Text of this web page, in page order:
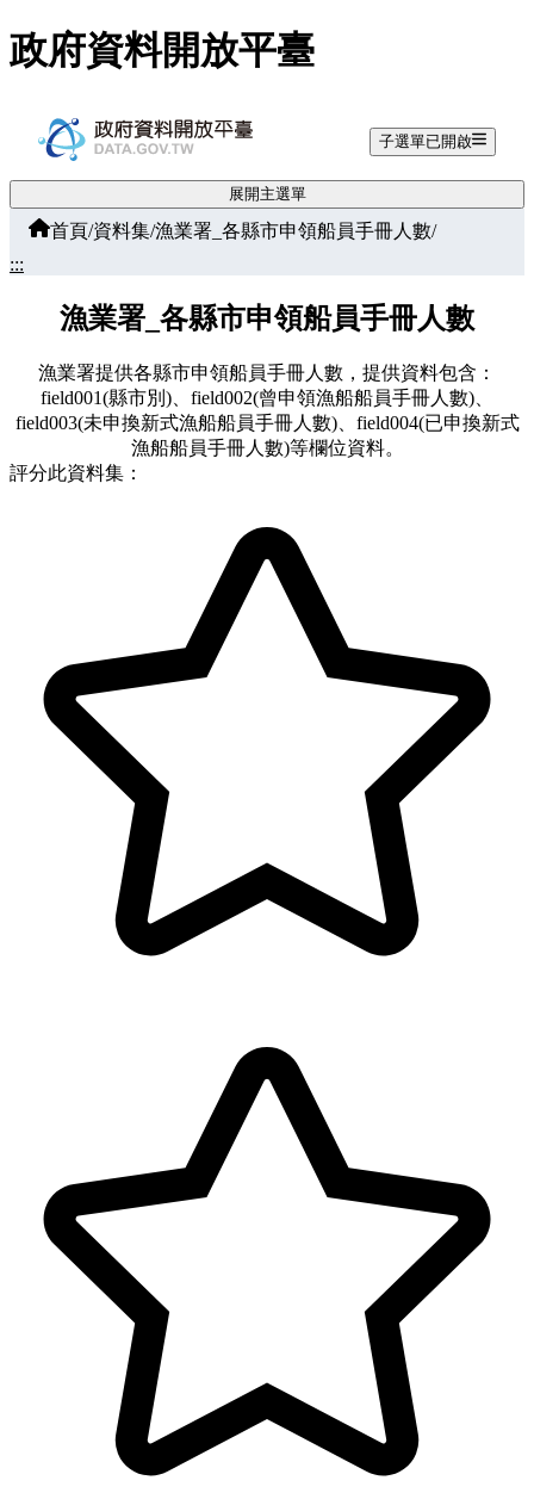
跳至主要內容
政府資料開放平臺
子選單已開啟
展開主選單
首頁/資料集/漁業署_各縣市申領船員手冊人數/
:::
漁業署_各縣市申領船員手冊人數
漁業署提供各縣市申領船員手冊人數，提供資料包含：
field001(縣市別)、field002(曾申領漁船船員手冊人數)、
field003(未申換新式漁船船員手冊人數)、field004(已申換新式
漁船船員手冊人數)等欄位資料。
評分此資料集：